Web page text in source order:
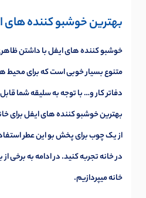
بهترین خوشبو کننده های
خوشبو کننده های ایفل با داشتن
متنوع بسیار خوبی است که برای محیط
دفاتر کار و… با توجه به سلیقه شما
بهترین خوشبو کننده های ایفل برای
از یک چوب برای پخش بو این عطر
در خانه تجربه کنید. در ادامه به برخی
خانه میپردازیم.